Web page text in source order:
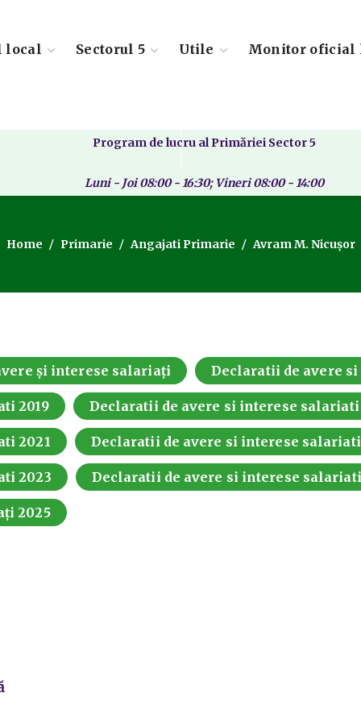
local Sectorul 5 Utile Monitor oficial
Program de lucru al Primăriei Sector 5
Luni - Joi 08:00 - 16:30; Vineri 08:00 - 14:00
Home Primarie Angajati Primarie Avram M. Nicușor
și interese salariați Declaratii de avere
2019 Declaratii de avere si interese salariati
2021 Declaratii de avere si interese
2023 Declaratii de avere si interese
2025